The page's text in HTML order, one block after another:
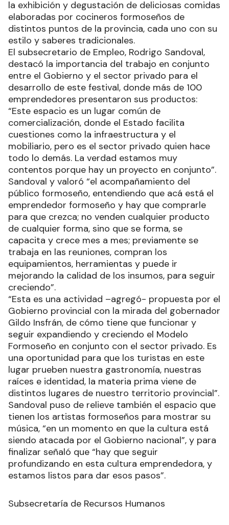
la exhibición y degustación de deliciosas comidas
elaboradas por cocineros formoseños de
distintos puntos de la provincia, cada uno con su
estilo y saberes tradicionales.
El subsecretario de Empleo, Rodrigo Sandoval,
destacó la importancia del trabajo en conjunto
entre el Gobierno y el sector privado para el
desarrollo de este festival, donde más de 100
emprendedores presentaron sus productos:
“Este espacio es un lugar común de
comercialización, donde el Estado facilita
cuestiones como la infraestructura y el
mobiliario, pero es el sector privado quien hace
todo lo demás. La verdad estamos muy
contentos porque hay un proyecto en conjunto”.
Sandoval y valoró “el acompañamiento del
público formoseño, entendiendo que acá está el
emprendedor formoseño y hay que comprarle
para que crezca; no venden cualquier producto
de cualquier forma, sino que se forma, se
capacita y crece mes a mes; previamente se
trabaja en las reuniones, compran los
equipamientos, herramientas y puede ir
mejorando la calidad de los insumos, para seguir
creciendo”.
“Esta es una actividad –agregó- propuesta por el
Gobierno provincial con la mirada del gobernador
Gildo Insfrán, de cómo tiene que funcionar y
seguir expandiendo y creciendo el Modelo
Formoseño en conjunto con el sector privado. Es
una oportunidad para que los turistas en este
lugar prueben nuestra gastronomía, nuestras
raíces e identidad, la materia prima viene de
distintos lugares de nuestro territorio provincial”.
Sandoval puso de relieve también el espacio que
tienen los artistas formoseños para mostrar su
música, “en un momento en que la cultura está
siendo atacada por el Gobierno nacional”, y para
finalizar señaló que “hay que seguir
profundizando en esta cultura emprendedora, y
estamos listos para dar esos pasos”.
Subsecretaría de Recursos Humanos